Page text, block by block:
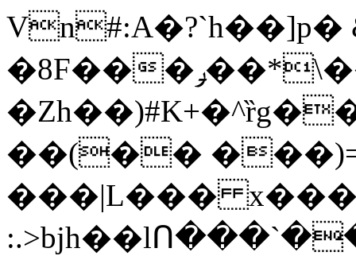
Vn#:A�?`h��]p�
�8F���ݛ��*\��U��S
��(��
���|L���